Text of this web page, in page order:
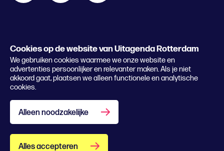
Cookies op de website van Uitagenda Rotterdam
We gebruiken cookies waarmee we onze website en
advertenties persoonlijker en relevanter maken. Als je niet
akkoord gaat, plaatsen we alleen functionele en analytische
cookies.
Alleen noodzakelijke
Alles accepteren
Lees het magazine
© 2026 Rotterdam Festivals